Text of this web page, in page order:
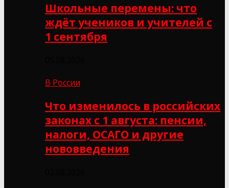
Школьные перемены: что
ждёт учеников и учителей с
1 сентября
В России
Что изменилось в российских
законах с 1 августа: пенсии,
налоги, ОСАГО и другие
нововведения